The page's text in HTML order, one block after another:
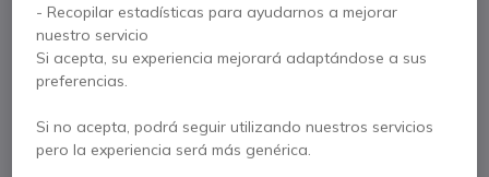
Características principales
Auricular inalámbrico UC para PC y smartphone
Con autonomía hasta 37 h
Conexión directa para dispositivos móviles
Máxima
claridad de voz
Mostrar más
- Recopilar estadísticas para ayudarnos a mejorar
nuestro servicio
Si acepta, su experiencia mejorará adaptándose a sus
preferencias.
Si no acepta, podrá seguir utilizando nuestros servicios
pero la experiencia será más genérica.